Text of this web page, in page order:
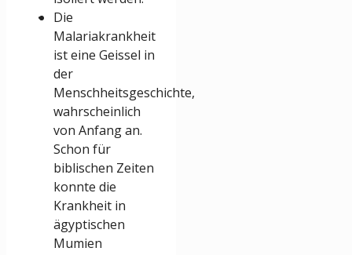
Die
Malariakrankheit
ist eine Geissel in
der
Menschheitsgeschichte,
wahrscheinlich
von Anfang an.
Schon für
biblischen Zeiten
konnte die
Krankheit in
ägyptischen
Mumien